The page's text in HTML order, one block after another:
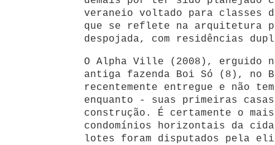
veraneio voltado para classes
que se reflete na arquitetura
despojada, com residências
O Alpha Ville (2008), erguido
antiga fazenda Boi Só (8), no
recentemente entregue e não
enquanto - suas primeiras
construção. É certamente o
condomínios horizontais da
lotes foram disputados pela